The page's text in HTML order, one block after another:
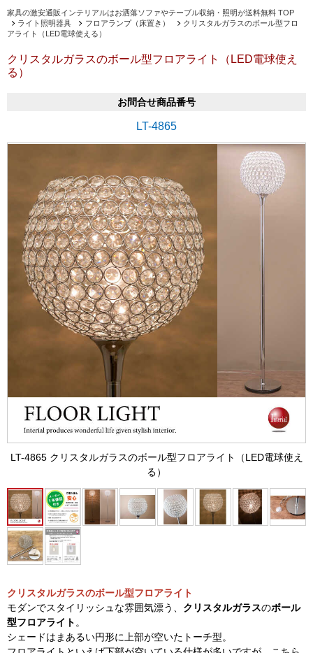
家具の激安通販インテリアルはお洒落ソファやテーブル収納・照明が送料無料 TOP
ライト照明器具
フロアランプ（床置き）
クリスタルガラスのボール型フロ
アライト（LED電球使える）
クリスタルガラスのボール型フロアライト（LED電球使え
る）
お問合せ商品番号
LT-4865
LT-4865 クリスタルガラスのボール型フロアライト（LED電球使え
る）
クリスタルガラスのボール型フロアライト
モダンでスタイリッシュな雰囲気漂う、 クリスタルガラスのボール
型フロアライト 。
シェードはまあるい円形に上部が空いたトーチ型。